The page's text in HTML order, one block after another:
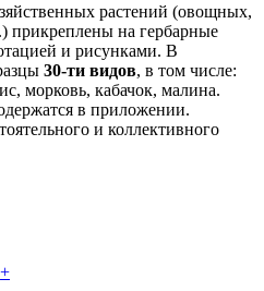
растений (овощных,
прикреплены на гербарные
и рисунками. В
30-ти видов, в том числе:
морковь, кабачок, малина.
в приложении.
и коллективного
+